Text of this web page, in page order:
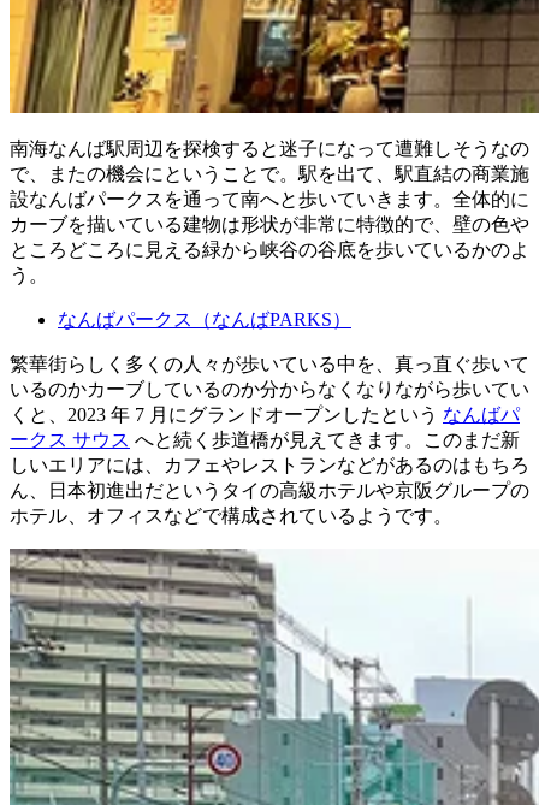
南海なんば駅周辺を探検すると迷子になって遭難しそうなの
で、またの機会にということで。駅を出て、駅直結の商業施
設なんばパークスを通って南へと歩いていきます。全体的に
カーブを描いている建物は形状が非常に特徴的で、壁の色や
ところどころに見える緑から峡谷の谷底を歩いているかのよ
う。
なんばパークス（なんばPARKS）
繁華街らしく多くの人々が歩いている中を、真っ直ぐ歩いて
いるのかカーブしているのか分からなくなりながら歩いてい
くと、2023 年 7 月にグランドオープンしたという なんばパ
ークス サウス へと続く歩道橋が見えてきます。このまだ新
しいエリアには、カフェやレストランなどがあるのはもちろ
ん、日本初進出だというタイの高級ホテルや京阪グループの
ホテル、オフィスなどで構成されているようです。